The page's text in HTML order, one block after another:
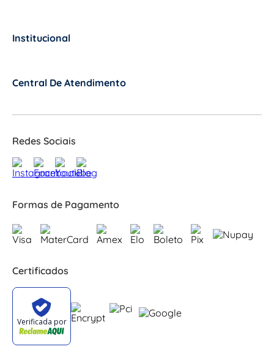
Institucional
Central De Atendimento
Redes Sociais
Formas de Pagamento
Certificados